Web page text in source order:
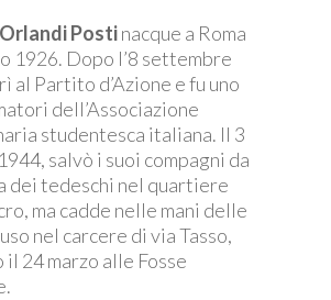
Postinacque a Roma
1926. Dopo l’8 settembre
al Partito d’Azione e fu uno
dell’Associazione
studentesca italiana. Il 3
salvò i suoi compagni da
dei tedeschi nel quartiere
ma cadde nelle mani delle
nel carcere di via Tasso,
24 marzo alle Fosse